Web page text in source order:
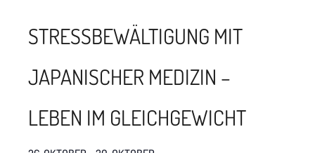
STRESSBEWÄLTIGUNG MIT
JAPANISCHER MEDIZIN –
LEBEN IM GLEICHGEWICHT